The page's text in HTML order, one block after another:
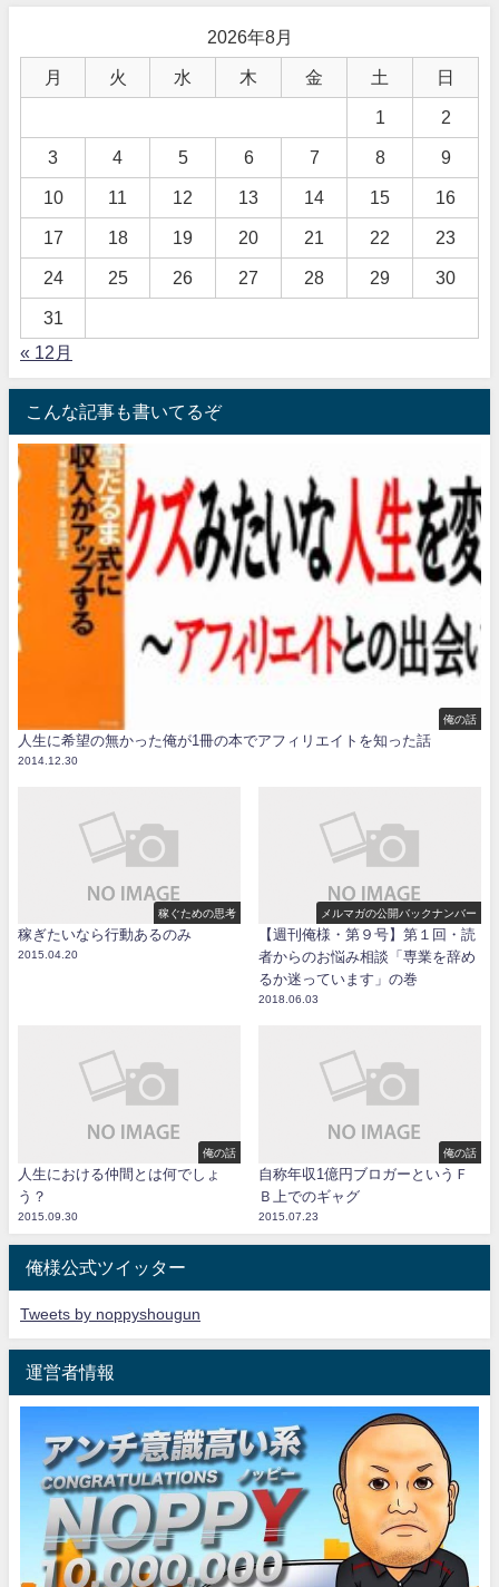
2026年8月
月 火 水 木 金 土 日
1 2
3 4 5 6 7 8 9
10 11 12 13 14 15 16
17 18 19 20 21 22 23
24 25 26 27 28 29 30
31
« 12月
こんな記事も書いてるぞ
俺の話
人生に希望の無かった俺が1冊の本でアフィリエイトを知った話
2014.12.30
稼ぐための思考
稼ぎたいなら行動あるのみ
2015.04.20
メルマガの公開バックナンバー
【週刊俺様・第９号】第１回・読
者からのお悩み相談「専業を辞め
るか迷っています」の巻
2018.06.03
俺の話
人生における仲間とは何でしょ
う？
2015.09.30
俺の話
自称年収1億円ブロガーというＦ
Ｂ上でのギャグ
2015.07.23
俺様公式ツイッター
Tweets by noppyshougun
運営者情報